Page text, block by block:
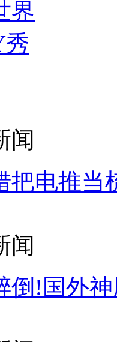
界
闻
把电推当
闻
倒!国外